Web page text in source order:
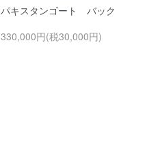
パキスタンゴート バック
330,000円(税30,000円)